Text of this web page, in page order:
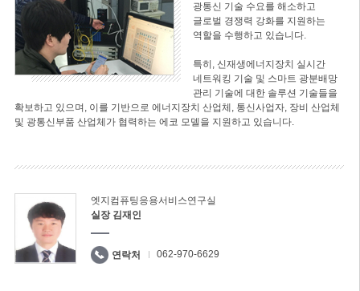
광통신 기술 수요를 해소하고
글로벌 경쟁력 강화를 지원하는
역할을 수행하고 있습니다.
특히, 신재생에너지장치 실시간
네트워킹 기술 및 스마트 광분배망
관리 기술에 대한 솔루션 기술들을
확보하고 있으며, 이를 기반으로 에너지장치 산업체, 통신사업자, 장비 산업체
및 광통신부품 산업체가 협력하는 에코 모델을 지원하고 있습니다.
엣지컴퓨팅응용서비스연구실
실장 김재인
연락처 062-970-6629